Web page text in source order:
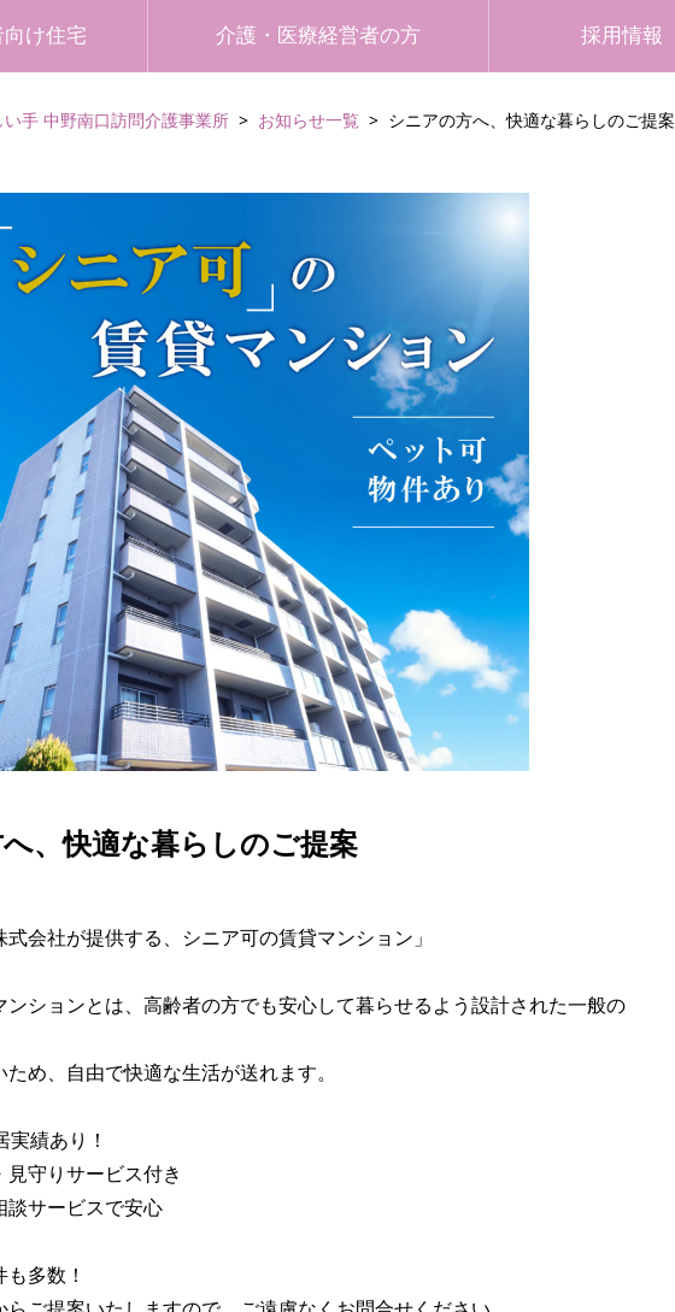
向け住宅 介護・医療経営者の方 採用情報
い手 中野南口訪問介護事業所 お知らせ一覧 シニアの方へ、快適な暮らしのご提案
、快適な暮らしのご提案
式会社が提供する、シニア可の賃貸マンション」
ンションとは、高齢者の方でも安心して暮らせるよう設計された一般の
め、自由で快適な生活が送れます。
実績あり！
見守りサービス付き
談サービスで安心
多数！